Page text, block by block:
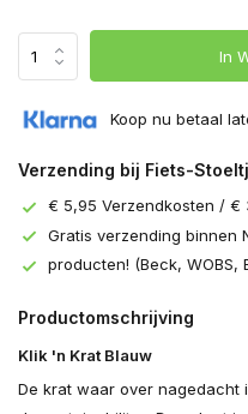
In
Koop nu betaal
Verzending bij Fiets-
€ 5,95 Verzendkosten / €
Gratis verzending binnen
producten! (Beck, WOBS,
Productomschrijving
Klik 'n Krat Blauw
De krat waar over nagedacht